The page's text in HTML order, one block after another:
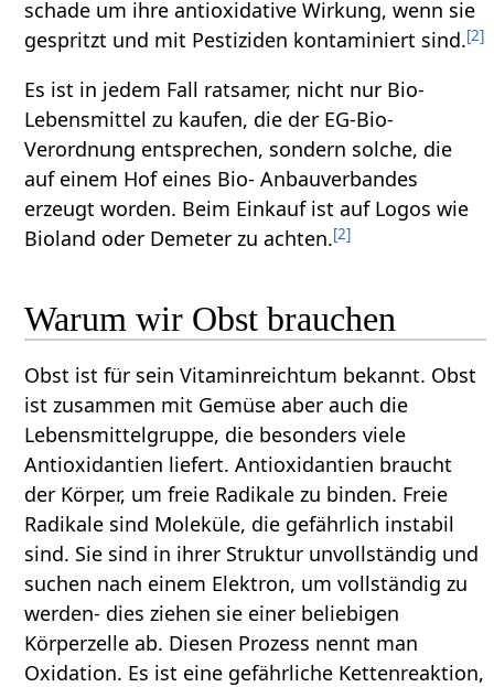
schade um ihre antioxidative Wirkung, wenn sie
gespritzt und mit Pestiziden kontaminiert sind.[2]
Es ist in jedem Fall ratsamer, nicht nur Bio-
Lebensmittel zu kaufen, die der EG-Bio-
Verordnung entsprechen, sondern solche, die
auf einem Hof eines Bio- Anbauverbandes
erzeugt worden. Beim Einkauf ist auf Logos wie
Bioland oder Demeter zu achten.[2]
Warum wir Obst brauchen
Obst ist für sein Vitaminreichtum bekannt. Obst
ist zusammen mit Gemüse aber auch die
Lebensmittelgruppe, die besonders viele
Antioxidantien liefert. Antioxidantien braucht
der Körper, um freie Radikale zu binden. Freie
Radikale sind Moleküle, die gefährlich instabil
sind. Sie sind in ihrer Struktur unvollständig und
suchen nach einem Elektron, um vollständig zu
werden- dies ziehen sie einer beliebigen
Körperzelle ab. Diesen Prozess nennt man
Oxidation. Es ist eine gefährliche Kettenreaktion,